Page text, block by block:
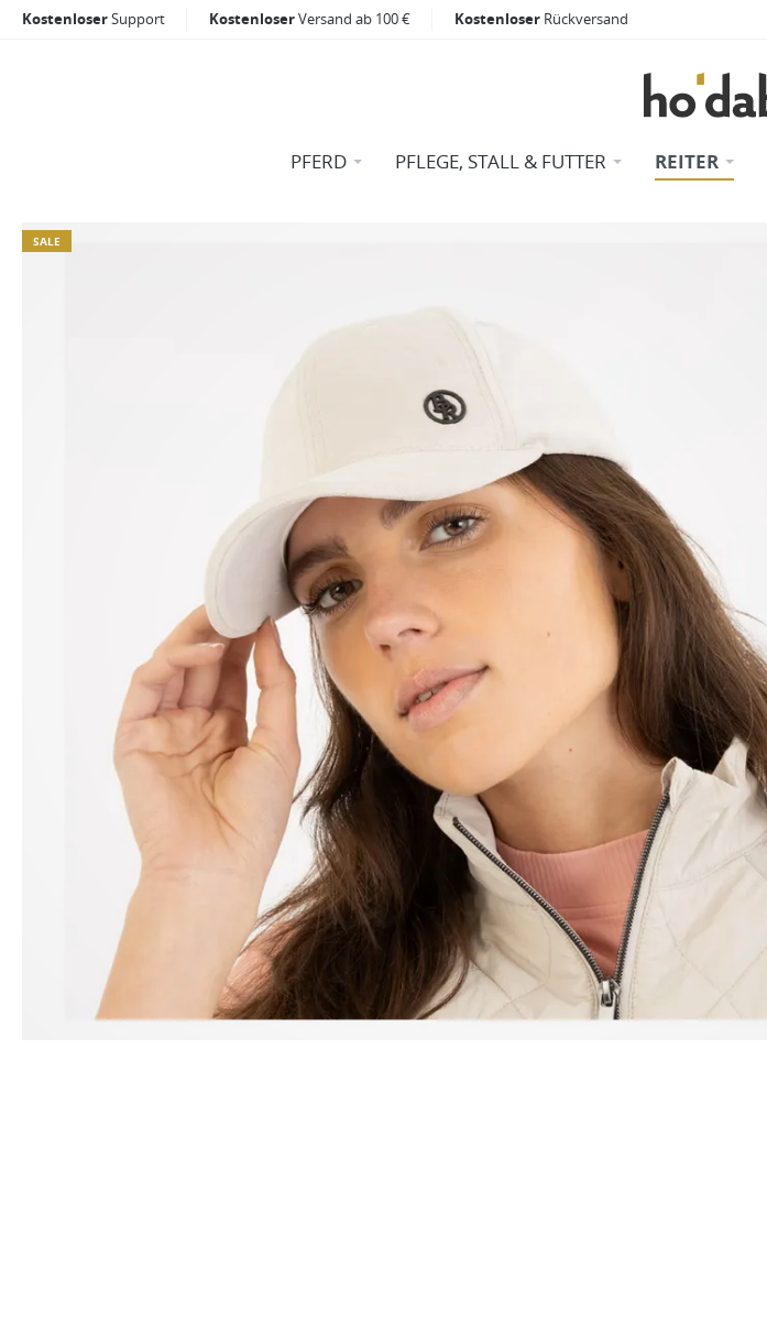
KostenloserSupport KostenloserVersand ab 100 € Kostenloser Rückversand
PFERD PFLEGE, STALL & FUTTER REITER
SALE